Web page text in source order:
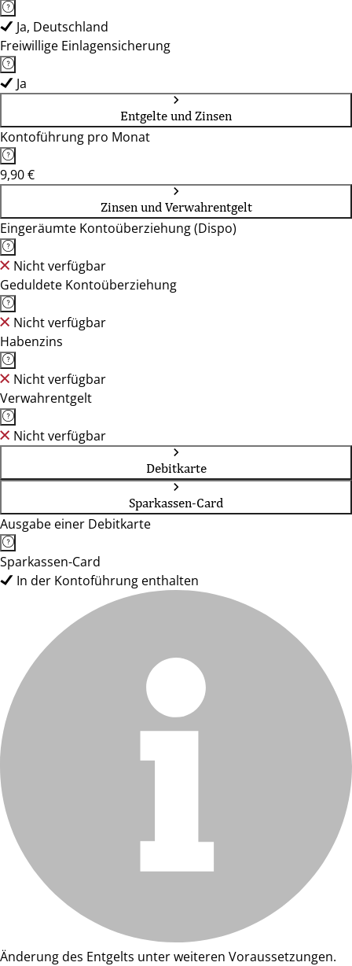
Ja, Deutschland
Freiwillige Einlagensicherung
Ja
Entgelte und Zinsen
Kontoführung pro Monat
9,90 €
Zinsen und Verwahrentgelt
Eingeräumte Kontoüberziehung (Dispo)
Nicht verfügbar
Geduldete Kontoüberziehung
Nicht verfügbar
Habenzins
Nicht verfügbar
Verwahrentgelt
Nicht verfügbar
Debitkarte
Sparkassen-Card
Ausgabe einer Debitkarte
Sparkassen-Card
In der Kontoführung enthalten
Änderung des Entgelts unter weiteren Voraussetzungen.